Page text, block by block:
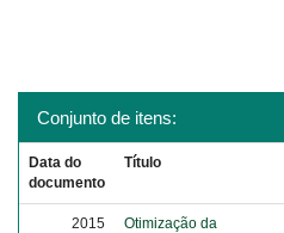
Conjunto de itens:
Data do
documento
Título
2015
Otimização da